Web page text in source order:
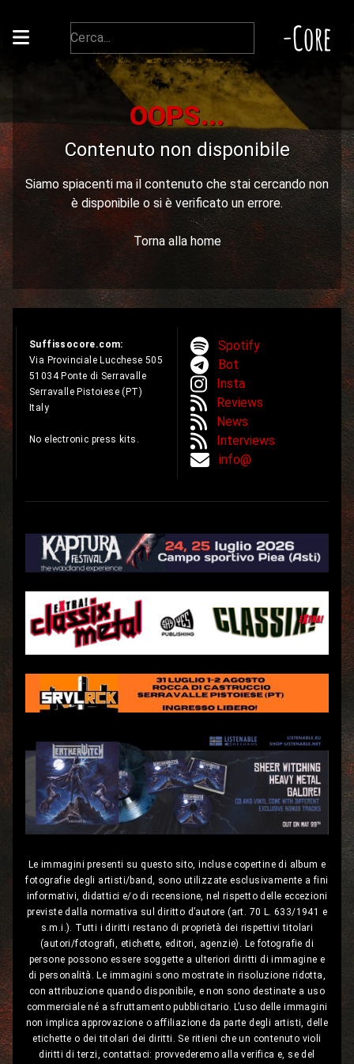
-Core
OOPS...
Contenuto non disponibile
Siamo spiacenti ma il contenuto che stai cercando non
è disponibile o si è verificato un errore.
Torna alla home
Suffissocore.com:
Via Provinciale Lucchese 505
51034 Ponte di Serravalle
Serravalle Pistoiese (PT)
Italy
No electronic press kits.
Spotify
Bot
Insta
Reviews
News
Interviews
info@
Le immagini presenti su questo sito, incluse copertine di album e
fotografie degli artisti/band, sono utilizzate esclusivamente a fini
informativi, didattici e/o di recensione, nel rispetto delle eccezioni
previste dalla normativa sul diritto d’autore (art. 70 L. 633/1941 e
s.m.i.). Tutti i diritti restano di proprietà dei rispettivi titolari
(autori/fotografi, etichette, editori, agenzie). Le fotografie di
persone possono essere soggette a ulteriori diritti di immagine e
di personalità. Le immagini sono mostrate in risoluzione ridotta,
con attribuzione quando disponibile, e non sono destinate a uso
commerciale né a sfruttamento pubblicitario. L’uso delle immagini
non implica approvazione o affiliazione da parte degli artisti, delle
etichette o dei titolari dei diritti. Se ritieni che un contenuto violi
diritti di terzi, contattaci: provvederemo alla verifica e, se del